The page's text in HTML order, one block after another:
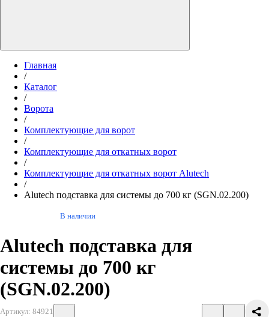
Главная
/
Каталог
/
Ворота
/
Комплектующие для ворот
/
Комплектующие для откатных ворот
/
Комплектующие для откатных ворот Alutech
/
Alutech подставка для системы до 700 кг (SGN.02.200)
Alutech подставка для
системы до 700 кг
(SGN.02.200)
В наличии
Артикул: 84921